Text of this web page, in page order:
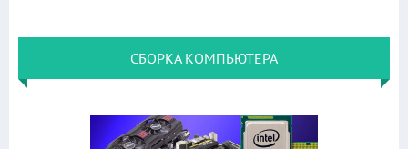
СБОРКА КОМПЬЮТЕРА